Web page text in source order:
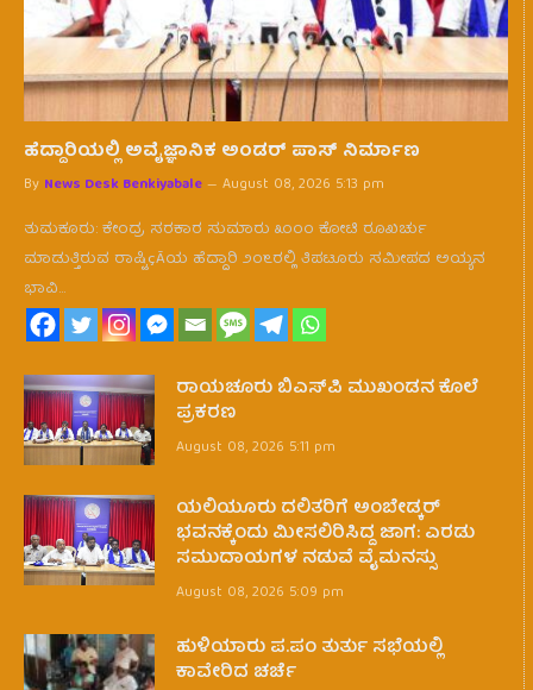
ಹೆದ್ದಾರಿಯಲ್ಲಿ ಅವೈಜ್ಞಾನಿಕ ಅಂಡರ್ ಪಾಸ್ ನಿರ್ಮಾಣ
By News Desk Benkiyabale August 08, 2026 5:13 pm
ತುಮಕೂರು: ಕೇಂದ್ರ ಸರಕಾರ ಸುಮಾರು ೩೦೦೦ ಕೋಟಿ ರೂಖರ್ಚು
ಮಾಡುತ್ತಿರುವ ರಾಷ್ಟಿçÃಯ ಹೆದ್ದಾರಿ ೨೦೬ರಲ್ಲಿ ತಿಪಟೂರು ಸಮೀಪದ ಅಯ್ಯನ
ಭಾವಿ…
ರಾಯಚೂರು ಬಿಎಸ್‌ಪಿ ಮುಖಂಡನ ಕೊಲೆ
ಪ್ರಕರಣ
August 08, 2026 5:11 pm
ಯಲಿಯೂರು ದಲಿತರಿಗೆ ಅಂಬೇಡ್ಕರ್
ಭವನಕ್ಕೆಂದು ಮೀಸಲಿರಿಸಿದ್ದ ಜಾಗ: ಎರಡು
ಸಮುದಾಯಗಳ ನಡುವೆ ವೈಮನಸ್ಸು
August 08, 2026 5:09 pm
ಹುಳಿಯಾರು ಪ.ಪಂ ತುರ್ತು ಸಭೆಯಲ್ಲಿ
ಕಾವೇರಿದ ಚರ್ಚೆ